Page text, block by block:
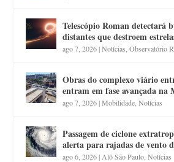
Telescópio Roman detectará
distantes que destroem
ago 7, 2026|Notícias ,Observatório
Obras do complexo viário
entram em fase avançada na
ago 7, 2026|Mobilidade ,Notícias
Passagem de ciclone
alerta para rajadas de vento
ago 6, 2026| Alô São Paulo ,Notícias